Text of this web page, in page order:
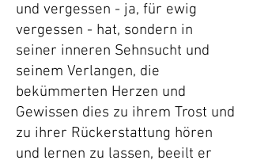
und vergessen - ja, für ewig
vergessen - hat, sondern in
seiner inneren Sehnsucht und
seinem Verlangen, die
bekümmerten Herzen und
Gewissen dies zu ihrem Trost und
zu ihrer Rückerstattung hören
und lernen zu lassen, beeilt er